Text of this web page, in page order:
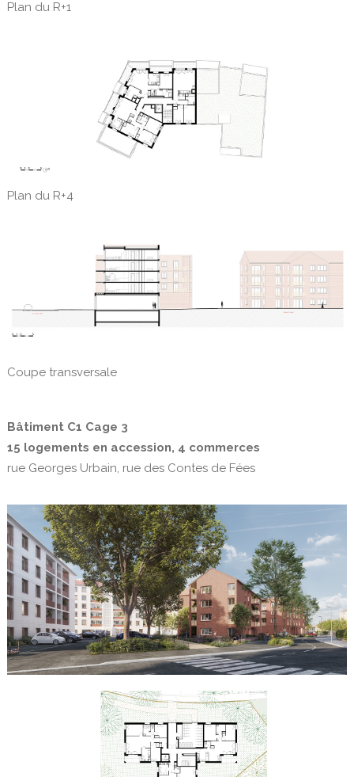
Plan du R+1
Plan du R+4
Coupe transversale
Bâtiment C1 Cage 3
15 logements en accession, 4 commerces
rue Georges Urbain, rue des Contes de Fées